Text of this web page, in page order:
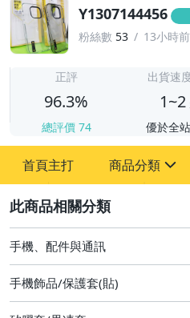
Y1307144456
粉絲數 53 13小時
正評
96.3%
總評價 74
出貨速
1~2
優於全
首頁主打 商品分類
手機、配件與通訊
電腦、平板與周邊
相機、攝影與周邊
手機、配件與通訊
手機飾品/保護套(貼)